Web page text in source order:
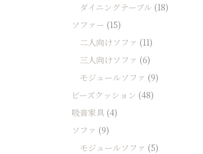
ダイニングテーブル (18)
ソファー (15)
二人向けソファ (11)
三人向けソファ (6)
モジュールソファ (9)
ビーズクッション (48)
吸音家具 (4)
ソファ (9)
モジュールソファ (5)